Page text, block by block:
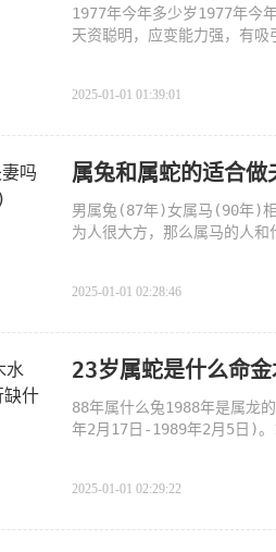
1977年今年多少岁1977年今
天资聪明，应变能力强，有
2025-01-01 01:39:01
属兔和属蛇的适合
男属兔(87年)女属马(90年)相
为人很大方，那么属马的人
2025-01-01 02:28:46
23岁属蛇是什么命
88年属什么兔1988年是属龙
年2月17日-1989年2月5日)。
2025-01-01 02:29:22